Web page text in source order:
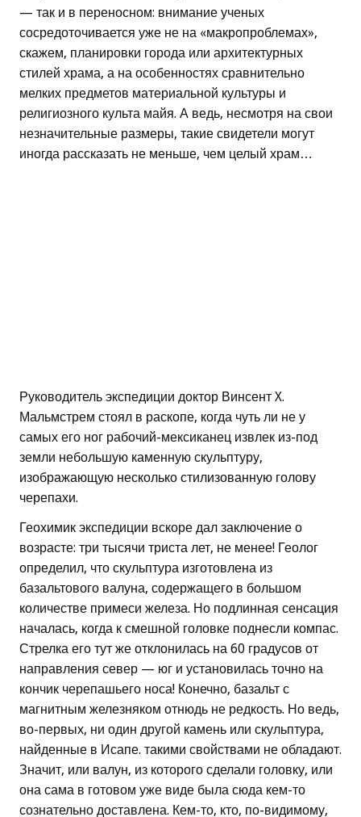
— так и в переносном: внимание ученых
сосредоточивается уже не на «макропроблемах»,
скажем, планировки города или архитектурных
стилей храма, а на особенностях сравнительно
мелких предметов материальной культуры и
религиозного культа майя. А ведь, несмотря на свои
незначительные размеры, такие свидетели могут
иногда рассказать не меньше, чем целый храм…
Руководитель экспедиции доктор Винсент X.
Мальмстрем стоял в раскопе, когда чуть ли не у
самых его ног рабочий-мексиканец извлек из-под
земли небольшую каменную скульптуру,
изображающую несколько стилизованную голову
черепахи.
Геохимик экспедиции вскоре дал заключение о
возрасте: три тысячи триста лет, не менее! Геолог
определил, что скульптура изготовлена из
базальтового валуна, содержащего в большом
количестве примеси железа. Но подлинная сенсация
началась, когда к смешной головке поднесли компас.
Стрелка его тут же отклонилась на 60 градусов от
направления север — юг и установилась точно на
кончик черепашьего носа! Конечно, базальт с
магнитным железняком отнюдь не редкость. Но ведь,
во-первых, ни один другой камень или скульптура,
найденные в Исапе. такими свойствами не обладают.
Значит, или валун, из которого сделали головку, или
она сама в готовом уже виде была сюда кем-то
сознательно доставлена. Кем-то, кто, по-видимому,